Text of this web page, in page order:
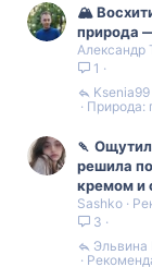
🏔️
природа
Александр
1
Природа:
Ksenia99
🍡
решила
кремом и
Sashko
3
Эльвина